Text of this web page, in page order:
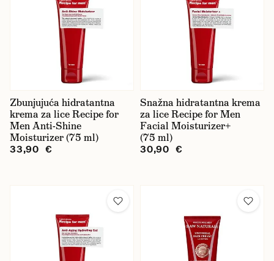
Mühle
Pacinos
Recipe for Men
Taylor of Old Bond Street
The Groomed Man
Korištenje
hidratacija
Zbunjujuća hidratantna
krema za lice Recipe for
Men Anti-Shine
Moisturizer (75 ml)
33,90 €
Snažna hidratantna krema
za lice Recipe for Men
Facial Moisturizer+
(75 ml)
30,90 €